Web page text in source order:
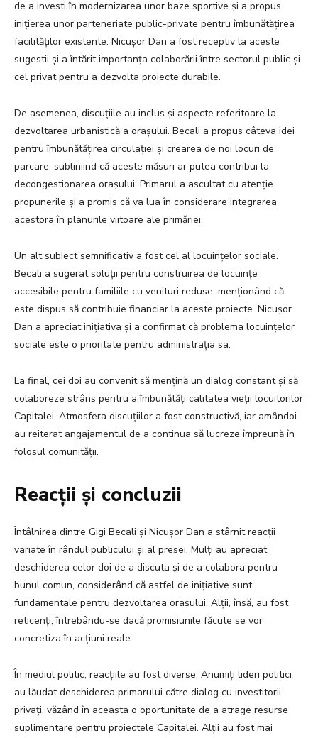
de a investi în modernizarea unor baze sportive și a propus
inițierea unor parteneriate public-private pentru îmbunătățirea
facilităților existente. Nicușor Dan a fost receptiv la aceste
sugestii și a întărit importanța colaborării între sectorul public și
cel privat pentru a dezvolta proiecte durabile.
De asemenea, discuțiile au inclus și aspecte referitoare la
dezvoltarea urbanistică a orașului. Becali a propus câteva idei
pentru îmbunătățirea circulației și crearea de noi locuri de
parcare, subliniind că aceste măsuri ar putea contribui la
decongestionarea orașului. Primarul a ascultat cu atenție
propunerile și a promis că va lua în considerare integrarea
acestora în planurile viitoare ale primăriei.
Un alt subiect semnificativ a fost cel al locuințelor sociale.
Becali a sugerat soluții pentru construirea de locuințe
accesibile pentru familiile cu venituri reduse, menționând că
este dispus să contribuie financiar la aceste proiecte. Nicușor
Dan a apreciat inițiativa și a confirmat că problema locuințelor
sociale este o prioritate pentru administrația sa.
La final, cei doi au convenit să mențină un dialog constant și să
colaboreze strâns pentru a îmbunătăți calitatea vieții locuitorilor
Capitalei. Atmosfera discuțiilor a fost constructivă, iar amândoi
au reiterat angajamentul de a continua să lucreze împreună în
folosul comunității.
Reacții și concluzii
Întâlnirea dintre Gigi Becali și Nicușor Dan a stârnit reacții
variate în rândul publicului și al presei. Mulți au apreciat
deschiderea celor doi de a discuta și de a colabora pentru
bunul comun, considerând că astfel de inițiative sunt
fundamentale pentru dezvoltarea orașului. Alții, însă, au fost
reticenți, întrebându-se dacă promisiunile făcute se vor
concretiza în acțiuni reale.
În mediul politic, reacțiile au fost diverse. Anumiți lideri politici
au lăudat deschiderea primarului către dialog cu investitorii
privați, văzând în aceasta o oportunitate de a atrage resurse
suplimentare pentru proiectele Capitalei. Alții au fost mai